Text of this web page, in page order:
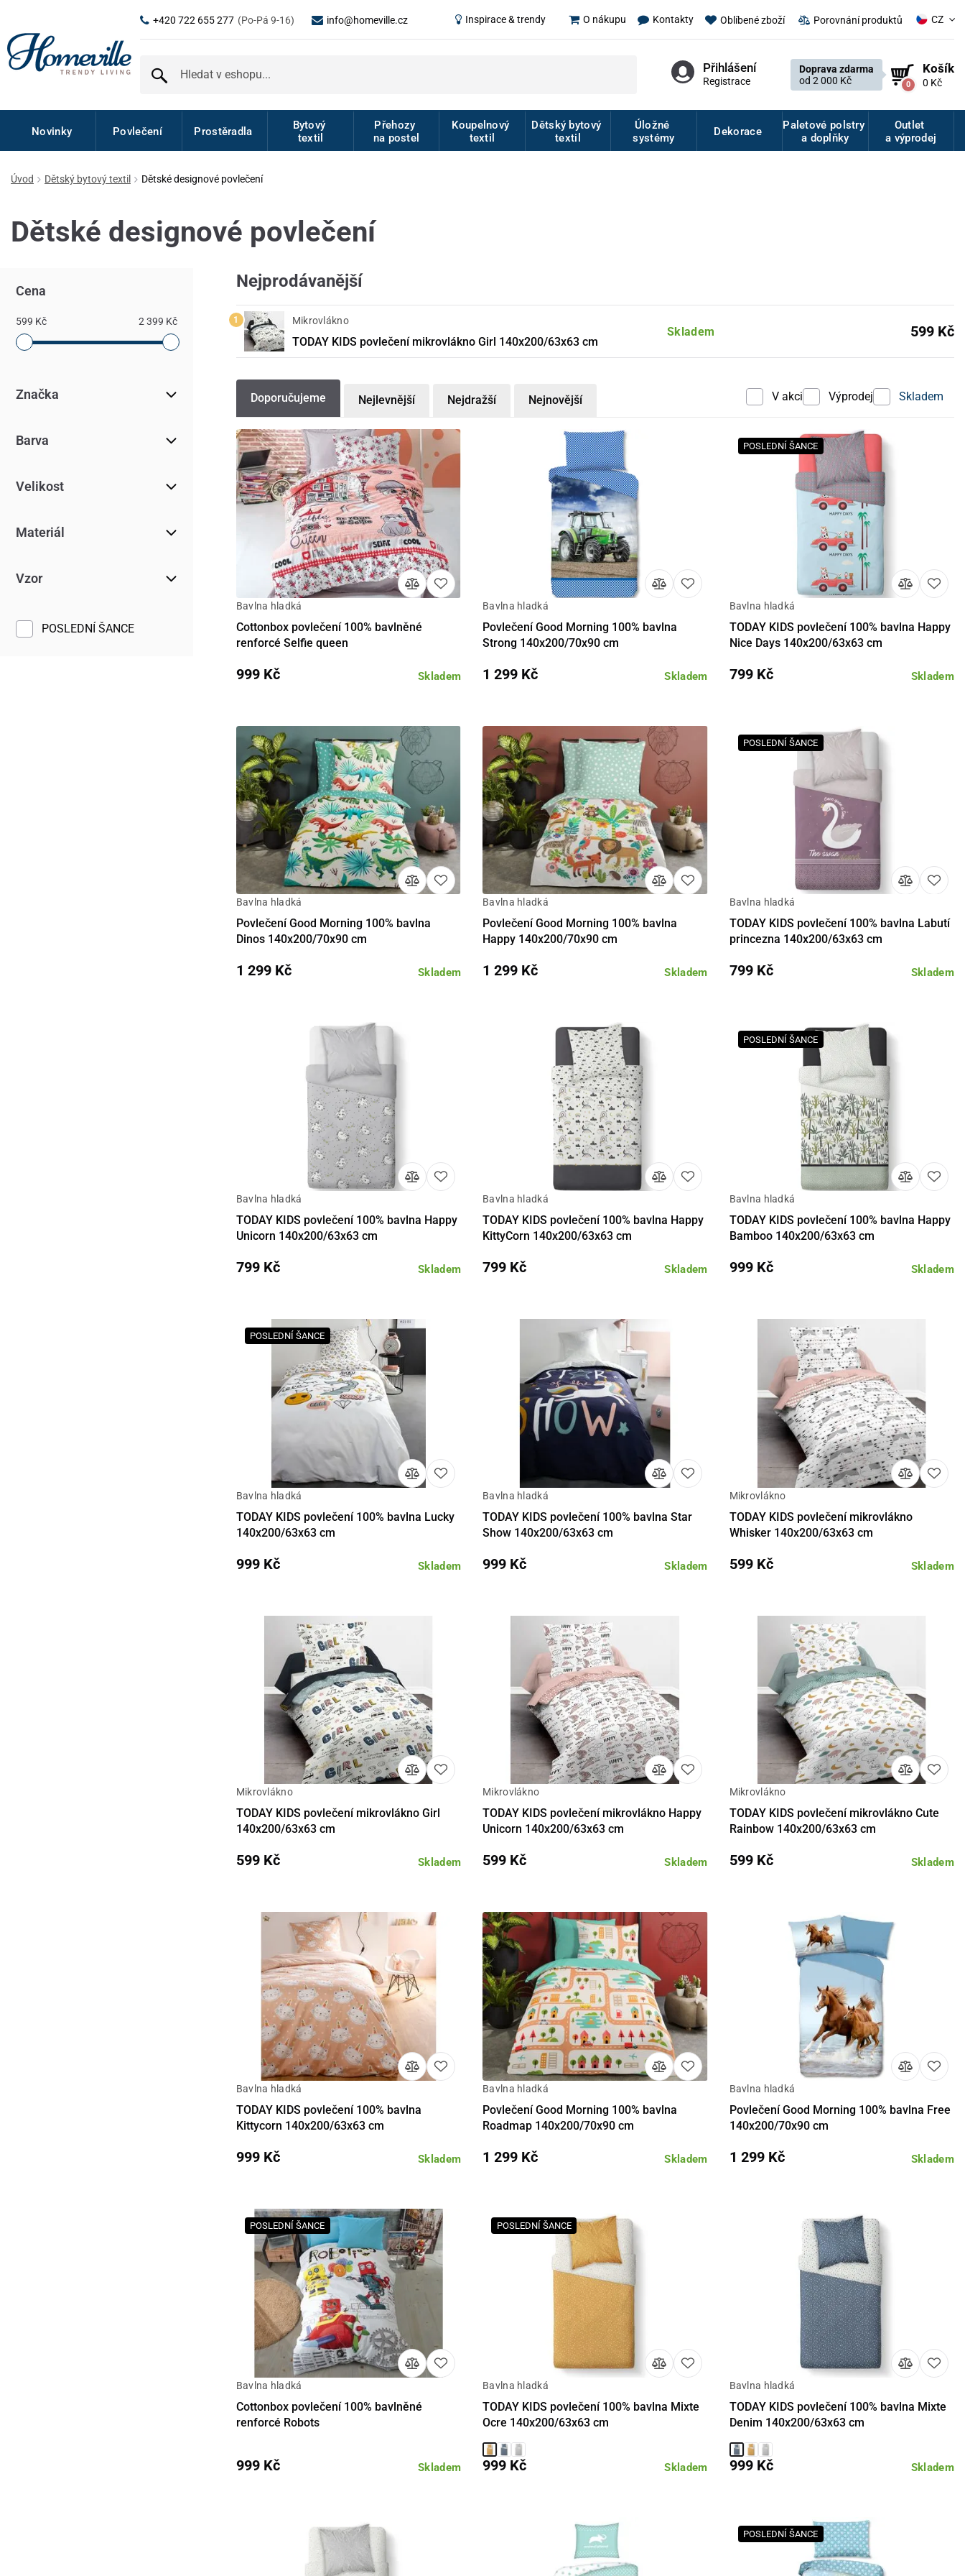
+420 722 655 277 (Po-Pá 9-16) info@homeville.cz Inspirace & trendy O nákupu Kontakty Oblíbené zboží Porovnání produktů CZ
Přihlášení
Registrace
Doprava zdarma
od 2 000 Kč
0
Košík
0 Kč
Novinky Povlečení Prostěradla
Bytový
textil
Přehozy
na postel
Koupelnový
textil
Dětský bytový
textil
Úložné
systémy
Dekorace
Paletové polstry
a doplňky
Outlet
a výprodej
Úvod Dětský bytový textil Dětské designové povlečení
Dětské designové povlečení
Nejprodávanější
Mikrovlákno
TODAY KIDS povlečení mikrovlákno Girl 140x200/63x63 cm
Skladem 599 Kč
Cena
599 Kč 2 399 Kč
Značka
Barva
Velikost
Materiál
Vzor
POSLEDNÍ ŠANCE
Doporučujeme Nejlevnější Nejdražší Nejnovější V akci Výprodej Skladem
Bavlna hladká
Cottonbox povlečení 100% bavlněné
renforcé Selfie queen
Skladem
999 Kč
Bavlna hladká
Povlečení Good Morning 100% bavlna
Strong 140x200/70x90 cm
Skladem
1 299 Kč
POSLEDNÍ ŠANCE
Bavlna hladká
TODAY KIDS povlečení 100% bavlna Happy
Nice Days 140x200/63x63 cm
Skladem
799 Kč
Bavlna hladká
Povlečení Good Morning 100% bavlna
Dinos 140x200/70x90 cm
Skladem
1 299 Kč
Bavlna hladká
Povlečení Good Morning 100% bavlna
Happy 140x200/70x90 cm
Skladem
1 299 Kč
POSLEDNÍ ŠANCE
Bavlna hladká
TODAY KIDS povlečení 100% bavlna Labutí
princezna 140x200/63x63 cm
Skladem
799 Kč
Bavlna hladká
TODAY KIDS povlečení 100% bavlna Happy
Unicorn 140x200/63x63 cm
Skladem
799 Kč
Bavlna hladká
TODAY KIDS povlečení 100% bavlna Happy
KittyCorn 140x200/63x63 cm
Skladem
799 Kč
POSLEDNÍ ŠANCE
Bavlna hladká
TODAY KIDS povlečení 100% bavlna Happy
Bamboo 140x200/63x63 cm
Skladem
999 Kč
POSLEDNÍ ŠANCE
Bavlna hladká
TODAY KIDS povlečení 100% bavlna Lucky
140x200/63x63 cm
Skladem
999 Kč
Bavlna hladká
TODAY KIDS povlečení 100% bavlna Star
Show 140x200/63x63 cm
Skladem
999 Kč
Mikrovlákno
TODAY KIDS povlečení mikrovlákno
Whisker 140x200/63x63 cm
Skladem
599 Kč
Mikrovlákno
TODAY KIDS povlečení mikrovlákno Girl
140x200/63x63 cm
Skladem
599 Kč
Mikrovlákno
TODAY KIDS povlečení mikrovlákno Happy
Unicorn 140x200/63x63 cm
Skladem
599 Kč
Mikrovlákno
TODAY KIDS povlečení mikrovlákno Cute
Rainbow 140x200/63x63 cm
Skladem
599 Kč
Bavlna hladká
TODAY KIDS povlečení 100% bavlna
Kittycorn 140x200/63x63 cm
Skladem
999 Kč
Bavlna hladká
Povlečení Good Morning 100% bavlna
Roadmap 140x200/70x90 cm
Skladem
1 299 Kč
Bavlna hladká
Povlečení Good Morning 100% bavlna Free
140x200/70x90 cm
Skladem
1 299 Kč
POSLEDNÍ ŠANCE
Bavlna hladká
Cottonbox povlečení 100% bavlněné
renforcé Robots
Skladem
999 Kč
POSLEDNÍ ŠANCE
Bavlna hladká
TODAY KIDS povlečení 100% bavlna Mixte
Ocre 140x200/63x63 cm
Skladem
999 Kč
Bavlna hladká
TODAY KIDS povlečení 100% bavlna Mixte
Denim 140x200/63x63 cm
Skladem
999 Kč
POSLEDNÍ ŠANCE